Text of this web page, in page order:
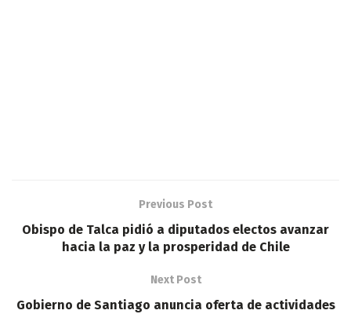
Previous Post
Obispo de Talca pidió a diputados electos avanzar
hacia la paz y la prosperidad de Chile
Next Post
Gobierno de Santiago anuncia oferta de actividades